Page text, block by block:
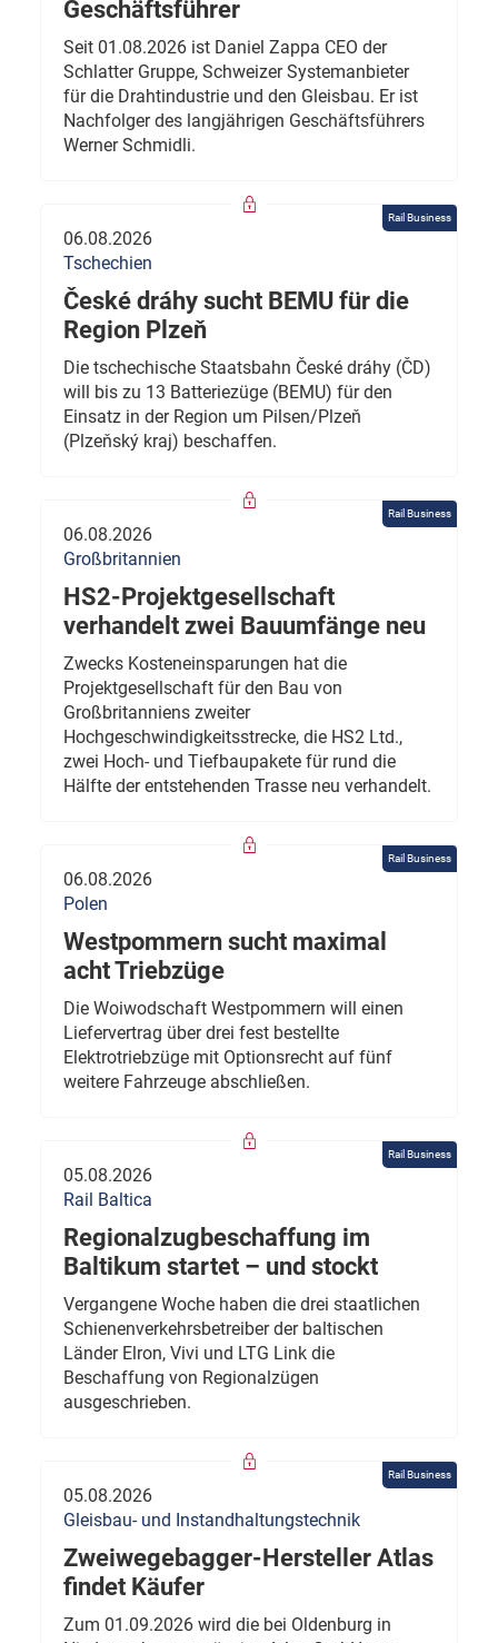
Geschäftsführer
Seit 01.08.2026 ist Daniel Zappa CEO der
Schlatter Gruppe, Schweizer Systemanbieter
für die Drahtindustrie und den Gleisbau. Er ist
Nachfolger des langjährigen Geschäftsführers
Werner Schmidli.
Rail Business
06.08.2026
Tschechien
České dráhy sucht BEMU für die
Region Plzeň
Die tschechische Staatsbahn České dráhy (ČD)
will bis zu 13 Batteriezüge (BEMU) für den
Einsatz in der Region um Pilsen/Plzeň
(Plzeňský kraj) beschaffen.
Rail Business
06.08.2026
Großbritannien
HS2-Projektgesellschaft
verhandelt zwei Bauumfänge neu
Zwecks Kosteneinsparungen hat die
Projektgesellschaft für den Bau von
Großbritanniens zweiter
Hochgeschwindigkeitsstrecke, die HS2 Ltd.,
zwei Hoch- und Tiefbaupakete für rund die
Hälfte der entstehenden Trasse neu verhandelt.
Rail Business
06.08.2026
Polen
Westpommern sucht maximal
acht Triebzüge
Die Woiwodschaft Westpommern will einen
Liefervertrag über drei fest bestellte
Elektrotriebzüge mit Optionsrecht auf fünf
weitere Fahrzeuge abschließen.
Rail Business
05.08.2026
Rail Baltica
Regionalzugbeschaffung im
Baltikum startet – und stockt
Vergangene Woche haben die drei staatlichen
Schienenverkehrsbetreiber der baltischen
Länder Elron, Vivi und LTG Link die
Beschaffung von Regionalzügen
ausgeschrieben.
Rail Business
05.08.2026
Gleisbau- und Instandhaltungstechnik
Zweiwegebagger-Hersteller Atlas
findet Käufer
Zum 01.09.2026 wird die bei Oldenburg in